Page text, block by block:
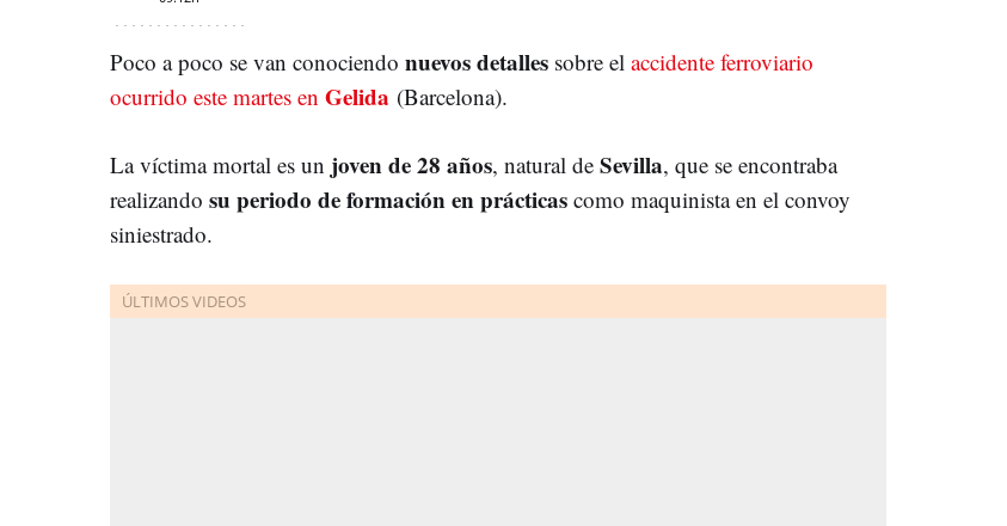
Poco a poco se van conociendo nuevos detalles sobre el accidente ferroviario
ocurrido este martes en Gelida (Barcelona).
La víctima mortal es un joven de 28 años, natural de Sevilla, que se encontraba
realizando su periodo de formación en prácticas como maquinista en el convoy
siniestrado.